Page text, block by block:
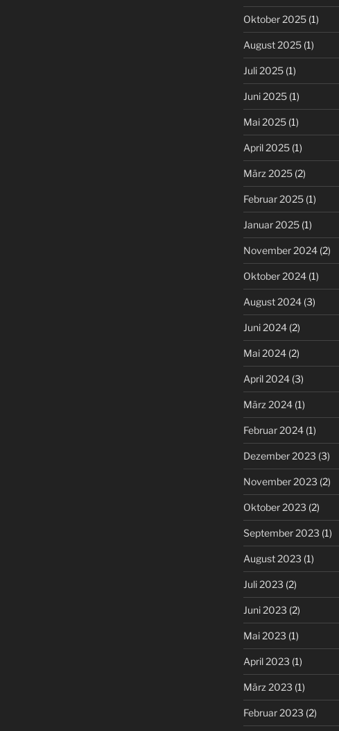
Oktober 2025(1)
August 2025(1)
Juli 2025(1)
Juni 2025(1)
Mai 2025(1)
April 2025(1)
März 2025(2)
Februar 2025(1)
Januar 2025(1)
November 2024(2)
Oktober 2024(1)
August 2024(3)
Juni 2024(2)
Mai 2024(2)
April 2024(3)
März 2024(1)
Februar 2024(1)
Dezember 2023 (3)
November 2023 (2)
Oktober 2023 (2)
September 2023 (1)
August 2023 (1)
Juli 2023 (2)
Juni 2023 (2)
Mai 2023 (1)
April 2023 (1)
März 2023 (1)
Februar 2023 (2)